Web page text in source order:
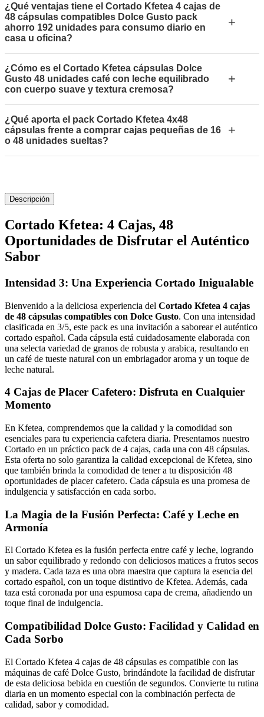
¿Qué ventajas tiene el Cortado Kfetea 4 cajas de
48 cápsulas compatibles Dolce Gusto pack
ahorro 192 unidades para consumo diario en
casa u oficina?
+
¿Cómo es el Cortado Kfetea cápsulas Dolce
Gusto 48 unidades café con leche equilibrado
con cuerpo suave y textura cremosa?
+
¿Qué aporta el pack Cortado Kfetea 4x48
cápsulas frente a comprar cajas pequeñas de 16
o 48 unidades sueltas?
+
Descripción
Cortado Kfetea: 4 Cajas, 48
Oportunidades de Disfrutar el Auténtico
Sabor
Intensidad 3: Una Experiencia Cortado Inigualable
Bienvenido a la deliciosa experiencia del Cortado Kfetea 4 cajas
de 48 cápsulas compatibles con Dolce Gusto. Con una intensidad
clasificada en 3/5, este pack es una invitación a saborear el auténtico
cortado español. Cada cápsula está cuidadosamente elaborada con
una selecta variedad de granos de robusta y arabica, resultando en
un café de tueste natural con un embriagador aroma y un toque de
leche natural.
4 Cajas de Placer Cafetero: Disfruta en Cualquier
Momento
En Kfetea, comprendemos que la calidad y la comodidad son
esenciales para tu experiencia cafetera diaria. Presentamos nuestro
Cortado en un práctico pack de 4 cajas, cada una con 48 cápsulas.
Esta oferta no solo garantiza la calidad excepcional de Kfetea, sino
que también brinda la comodidad de tener a tu disposición 48
oportunidades de placer cafetero. Cada cápsula es una promesa de
indulgencia y satisfacción en cada sorbo.
La Magia de la Fusión Perfecta: Café y Leche en
Armonía
El Cortado Kfetea es la fusión perfecta entre café y leche, logrando
un sabor equilibrado y redondo con deliciosos matices a frutos secos
y madera. Cada taza es una obra maestra que captura la esencia del
cortado español, con un toque distintivo de Kfetea. Además, cada
taza está coronada por una espumosa capa de crema, añadiendo un
toque final de indulgencia.
Compatibilidad Dolce Gusto: Facilidad y Calidad en
Cada Sorbo
El Cortado Kfetea 4 cajas de 48 cápsulas es compatible con las
máquinas de café Dolce Gusto, brindándote la facilidad de disfrutar
de esta deliciosa bebida en cuestión de segundos. Convierte tu rutina
diaria en un momento especial con la combinación perfecta de
calidad, sabor y comodidad.